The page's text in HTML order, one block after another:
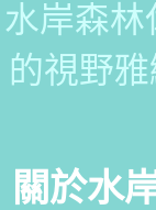
水岸森林
的視野
關於水